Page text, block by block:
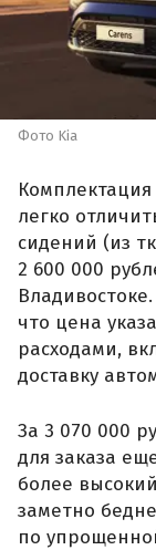
Фото Kia
легко
сидений (из
2 600 000
что цена
расходами,
доставку
За 3 070 000
для заказа
более
заметно
по